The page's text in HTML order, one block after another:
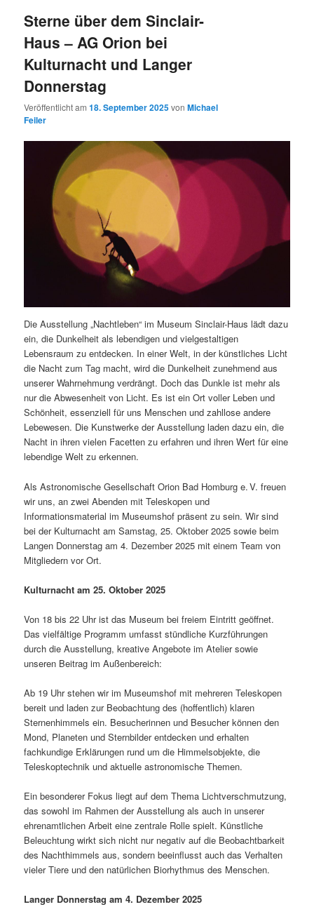
Sterne über dem Sinclair-
Haus – AG Orion bei
Kulturnacht und Langer
Donnerstag
Veröffentlicht am18. September 2025vonMichael
Feiler
Die Ausstellung „Nachtleben“ im Museum Sinclair-Haus lädt dazu
ein, die Dunkelheit als lebendigen und vielgestaltigen
Lebensraum zu entdecken. In einer Welt, in der künstliches Licht
die Nacht zum Tag macht, wird die Dunkelheit zunehmend aus
unserer Wahrnehmung verdrängt. Doch das Dunkle ist mehr als
nur die Abwesenheit von Licht. Es ist ein Ort voller Leben und
Schönheit, essenziell für uns Menschen und zahllose andere
Lebewesen. Die Kunstwerke der Ausstellung laden dazu ein, die
Nacht in ihren vielen Facetten zu erfahren und ihren Wert für eine
lebendige Welt zu erkennen.
Als Astronomische Gesellschaft Orion Bad Homburg e. V. freuen
wir uns, an zwei Abenden mit Teleskopen und
Informationsmaterial im Museumshof präsent zu sein. Wir sind
bei der Kulturnacht am Samstag, 25. Oktober 2025 sowie beim
Langen Donnerstag am 4. Dezember 2025 mit einem Team von
Mitgliedern vor Ort.
Kulturnacht am 25. Oktober 2025
Von 18 bis 22 Uhr ist das Museum bei freiem Eintritt geöffnet.
Das vielfältige Programm umfasst stündliche Kurzführungen
durch die Ausstellung, kreative Angebote im Atelier sowie
unseren Beitrag im Außenbereich:
Ab 19 Uhr stehen wir im Museumshof mit mehreren Teleskopen
bereit und laden zur Beobachtung des (hoffentlich) klaren
Sternenhimmels ein. Besucherinnen und Besucher können den
Mond, Planeten und Sternbilder entdecken und erhalten
fachkundige Erklärungen rund um die Himmelsobjekte, die
Teleskoptechnik und aktuelle astronomische Themen.
Ein besonderer Fokus liegt auf dem Thema Lichtverschmutzung,
das sowohl im Rahmen der Ausstellung als auch in unserer
ehrenamtlichen Arbeit eine zentrale Rolle spielt. Künstliche
Beleuchtung wirkt sich nicht nur negativ auf die Beobachtbarkeit
des Nachthimmels aus, sondern beeinflusst auch das Verhalten
vieler Tiere und den natürlichen Biorhythmus des Menschen.
Langer Donnerstag am 4. Dezember 2025